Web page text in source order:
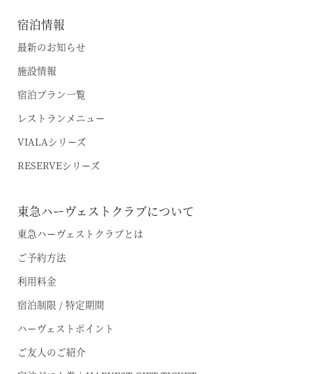
宿泊情報
最新のお知らせ
施設情報
宿泊プラン一覧
レストランメニュー
VIALAシリーズ
RESERVEシリーズ
東急ハーヴェストクラブについて
東急ハーヴェストクラブとは
ご予約方法
利用料金
宿泊制限 / 特定期間
ハーヴェストポイント
ご友人のご紹介